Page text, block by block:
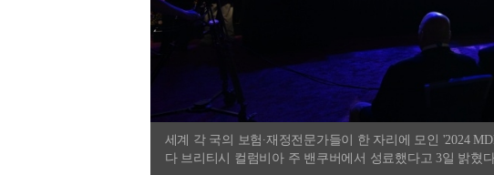
세계 각 국의 보험∙재정전문가들이 한 자리에 모인 '2024
다 브리티시 컬럼비아 주 밴쿠버에서 성료했다고 3일 밝혔